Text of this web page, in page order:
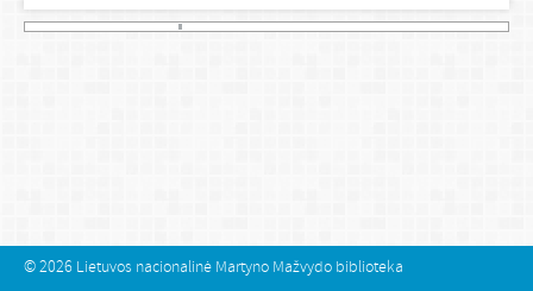
© 2026 Lietuvos nacionalinė Martyno Mažvydo biblioteka